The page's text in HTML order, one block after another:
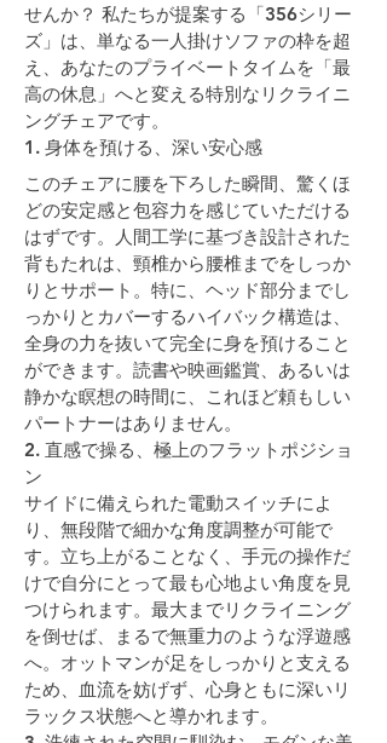
せんか？ 私たちが提案する「356シリー
ズ」は、単なる一人掛けソファの枠を超
え、あなたのプライベートタイムを「最
高の休息」へと変える特別なリクライニ
ングチェアです。
1. 身体を預ける、深い安心感
このチェアに腰を下ろした瞬間、驚くほ
どの安定感と包容力を感じていただける
はずです。人間工学に基づき設計された
背もたれは、頸椎から腰椎までをしっか
りとサポート。特に、ヘッド部分までし
っかりとカバーするハイバック構造は、
全身の力を抜いて完全に身を預けること
ができます。読書や映画鑑賞、あるいは
静かな瞑想の時間に、これほど頼もしい
パートナーはありません。
2. 直感で操る、極上のフラットポジショ
ン
サイドに備えられた電動スイッチによ
り、無段階で細かな角度調整が可能で
す。立ち上がることなく、手元の操作だ
けで自分にとって最も心地よい角度を見
つけられます。最大までリクライニング
を倒せば、まるで無重力のような浮遊感
へ。オットマンが足をしっかりと支える
ため、血流を妨げず、心身ともに深いリ
ラックス状態へと導かれます。